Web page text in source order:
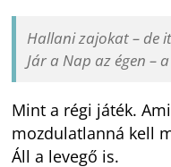
Hallani zajokat – de
Jár a Nap az égen –
Mint a régi játék.
mozdulatlanná kell
Áll a levegő is.